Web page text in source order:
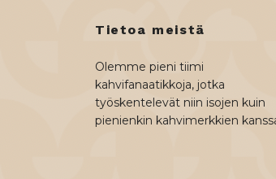
Tietoa meistä
Olemme pieni tiimi
kahvifanaatikkoja, jotka
työskentelevät niin isojen kuin
pienienkin kahvimerkkien